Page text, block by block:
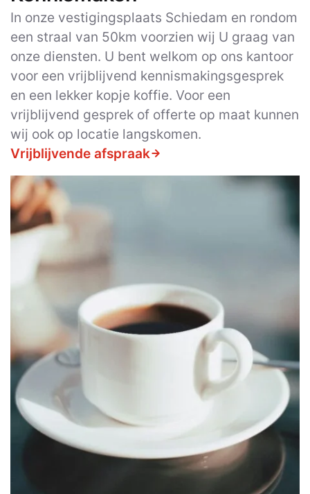
In onze vestigingsplaats Schiedam en rondom
een straal van 50km voorzien wij U graag van
onze diensten. U bent welkom op ons kantoor
voor een vrijblijvend kennismakingsgesprek
en een lekker kopje koffie. Voor een
vrijblijvend gesprek of offerte op maat kunnen
wij ook op locatie langskomen.
Vrijblijvende afspraak